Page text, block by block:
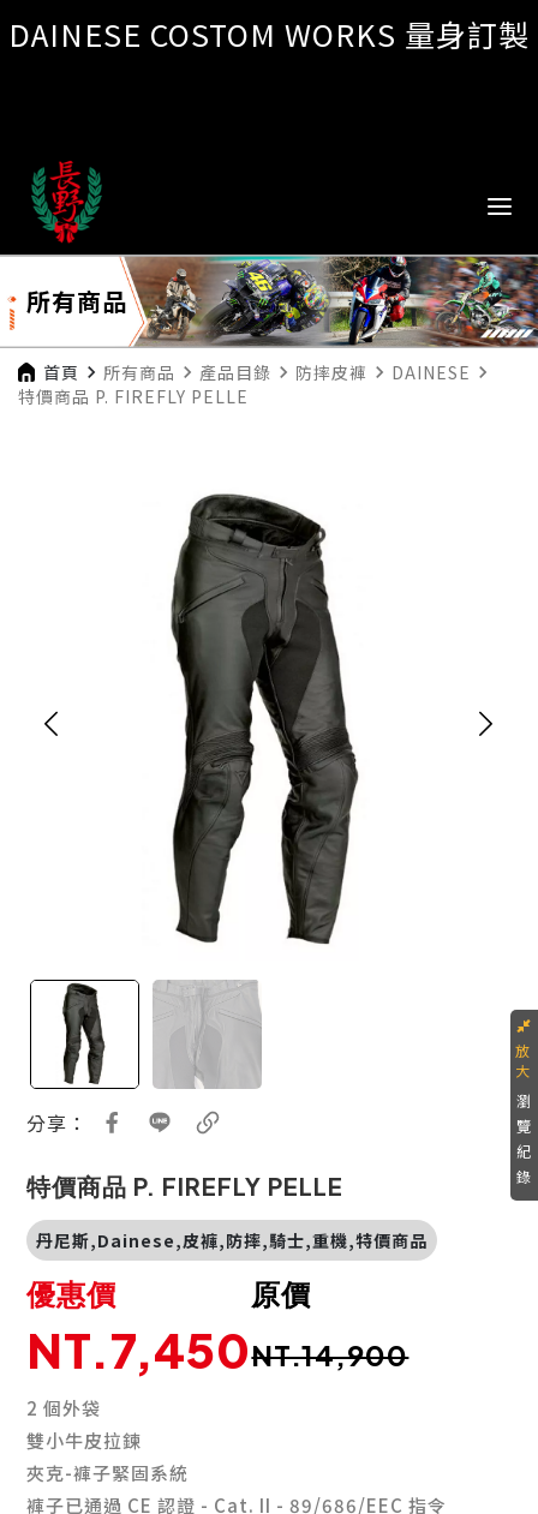
DAINESE COSTOM WORKS 量身訂製
所有商品
首頁 navigate_next 所有商品 navigate_next 產品目錄 navigate_next 防摔皮褲 navigate_next DAINESE navigate_next
特價商品 P. FIREFLY PELLE
分享：
特價商品 P. FIREFLY PELLE
丹尼斯,Dainese,皮褲,防摔,騎士,重機,特價商品
原價
NT.14,900
優惠價
NT.7,450
2 個外袋
雙小牛皮拉鍊
夾克-褲子緊固系統
褲子已通過 CE 認證 - Cat. II - 89/686/EEC 指令
瀏
覽
紀
錄